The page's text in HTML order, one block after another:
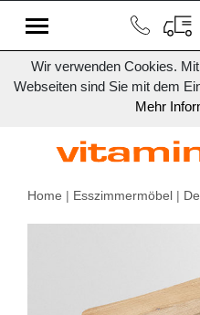
Wir verwenden Cookies.
Webseiten sind Sie mit dem
Mehr
Home | Esszimmermöbel |